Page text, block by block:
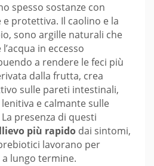
spesso sostanze con
protettiva. Il caolino e la
sono argille naturali che
in eccesso
a rendere le feci più
dalla frutta, crea
sulle pareti intestinali,
e calmante sulle
presenza di questi
più rapido dai sintomi,
lavorano per
lungo termine.